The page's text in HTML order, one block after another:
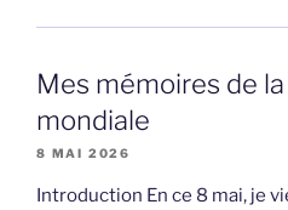
Mes mémoires de
mondiale
8 MAI 2026
Introduction En ce 8 mai, je